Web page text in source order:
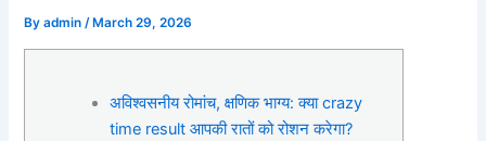
Byadmin/ March 29, 2026
अविश्वसनीय रोमांच, क्षणिक भाग्य: क्या crazy
time result आपकी रातों को रोशन करेगा?